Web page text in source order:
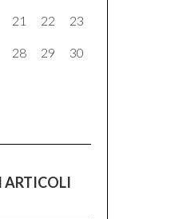
21 22 23
28 29 30
ARTICOLI